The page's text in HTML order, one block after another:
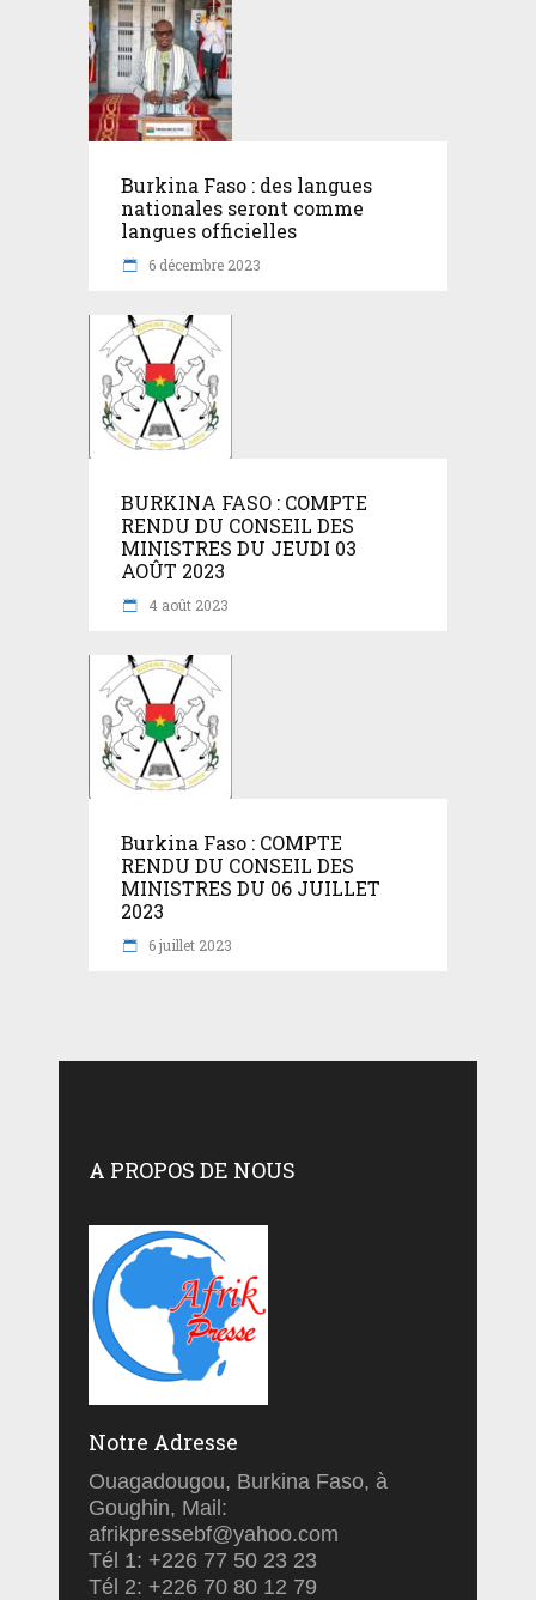
Burkina Faso : des langues
nationales seront comme
langues officielles
6 décembre 2023
BURKINA FASO : COMPTE
RENDU DU CONSEIL DES
MINISTRES DU JEUDI 03
AOÛT 2023
4 août 2023
Burkina Faso : COMPTE
RENDU DU CONSEIL DES
MINISTRES DU 06 JUILLET
2023
6 juillet 2023
A PROPOS DE NOUS
Notre Adresse
Ouagadougou, Burkina Faso, à
Goughin, Mail:
afrikpressebf@yahoo.com
Tél 1: +226 77 50 23 23
Tél 2: +226 70 80 12 79